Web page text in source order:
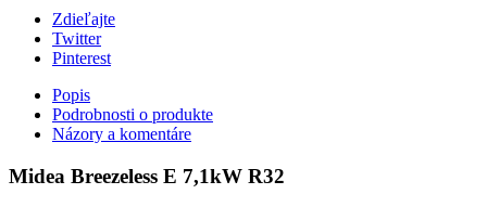
Zdieľajte
Twitter
Pinterest
Popis
Podrobnosti o produkte
Názory a komentáre
Midea Breezeless E 7,1kW R32